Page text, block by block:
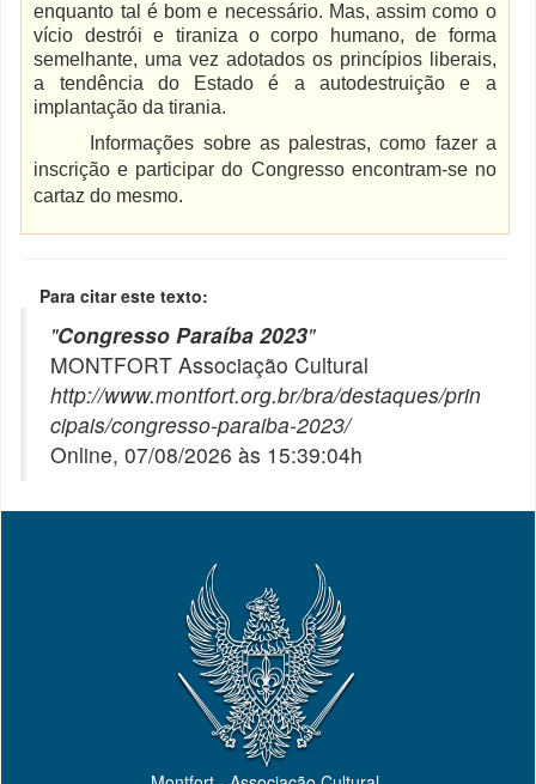
enquanto tal é bom e necessário. Mas, assim como o
vício destrói e tiraniza o corpo humano, de forma
semelhante, uma vez adotados os princípios liberais,
a tendência do Estado é a autodestruição e a
implantação da tirania.
Informações sobre as palestras, como fazer a
inscrição e participar do Congresso encontram-se no
cartaz do mesmo.
Para citar este texto:
"Congresso Paraíba 2023"
MONTFORT Associação Cultural
http://www.montfort.org.br/bra/destaques/prin
cipais/congresso-paraiba-2023/
Online, 07/08/2026 às 15:39:04h